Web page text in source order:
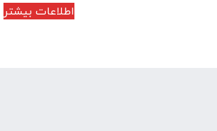
اطلاعات بیشتر